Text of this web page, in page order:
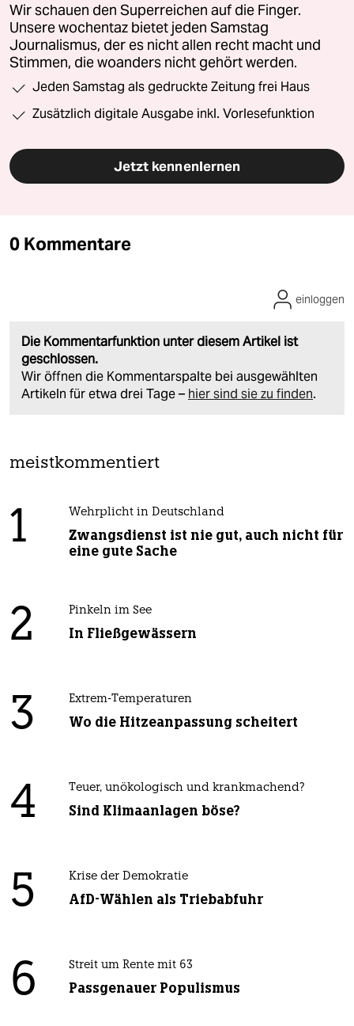
Wir schauen den Superreichen auf die Finger.
Unsere wochentaz bietet jeden Samstag
Journalismus, der es nicht allen recht macht und
Stimmen, die woanders nicht gehört werden.
Jeden Samstag als gedruckte Zeitung frei Haus
Zusätzlich digitale Ausgabe inkl. Vorlesefunktion
Jetzt kennenlernen
0 Kommentare
Die Kommentarfunktion unter diesem Artikel ist
geschlossen.
Wir öffnen die Kommentarspalte bei ausgewählten
Artikeln für etwa drei Tage – hier sind sie zu finden.
einloggen
meistkommentiert
1 Wehrplicht in Deutschland
Zwangsdienst ist nie gut, auch nicht für
eine gute Sache
2 Pinkeln im See
In Fließgewässern
3 Extrem-Temperaturen
Wo die Hitzeanpassung scheitert
4 Teuer, unökologisch und krankmachend?
Sind Klimaanlagen böse?
5 Krise der Demokratie
AfD-Wählen als Triebabfuhr
6 Streit um Rente mit 63
Passgenauer Populismus